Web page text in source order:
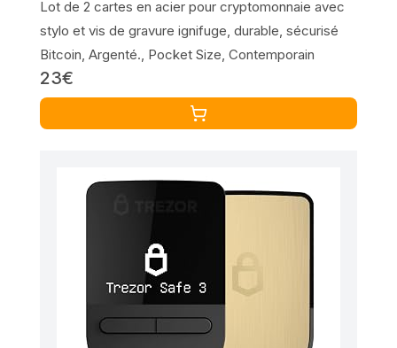
Lot de 2 cartes en acier pour cryptomonnaie avec
stylo et vis de gravure ignifuge, durable, sécurisé
Bitcoin, Argenté., Pocket Size, Contemporain
23€